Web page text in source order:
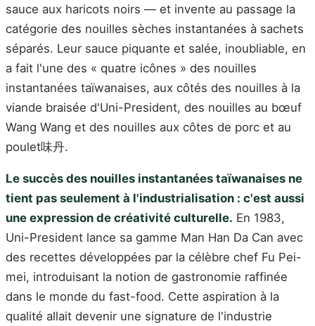
sauce aux haricots noirs — et invente au passage la
catégorie des nouilles sèches instantanées à sachets
séparés. Leur sauce piquante et salée, inoubliable, en
a fait l'une des « quatre icônes » des nouilles
instantanées taïwanaises, aux côtés des nouilles à la
viande braisée d'Uni-President, des nouilles au bœuf
Wang Wang et des nouilles aux côtes de porc et au
poulet味丹.
Le succès des nouilles instantanées taïwanaises ne
tient pas seulement à l'industrialisation : c'est aussi
une expression de créativité culturelle. En 1983,
Uni-President lance sa gamme Man Han Da Can avec
des recettes développées par la célèbre chef Fu Pei-
mei, introduisant la notion de gastronomie raffinée
dans le monde du fast-food. Cette aspiration à la
qualité allait devenir une signature de l'industrie